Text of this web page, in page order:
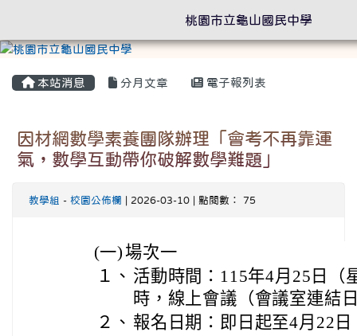
本站消息 分月文章 電子報列表
因材網數學素養團隊辦理「會考不再靠運
氣，數學互動帶你破解數學難題」
教學組 - 校園公佈欄 | 2026-03-10 | 點閱數： 75
(一)場次一
１、 活動時間：115年4月25日（
時，線上會議（會議室連結
２、 報名日期：即日起至4月22
桃園市立龜山國民中學